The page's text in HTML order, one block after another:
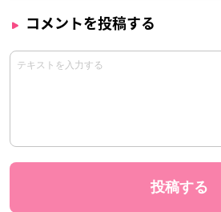
コメントを投稿する